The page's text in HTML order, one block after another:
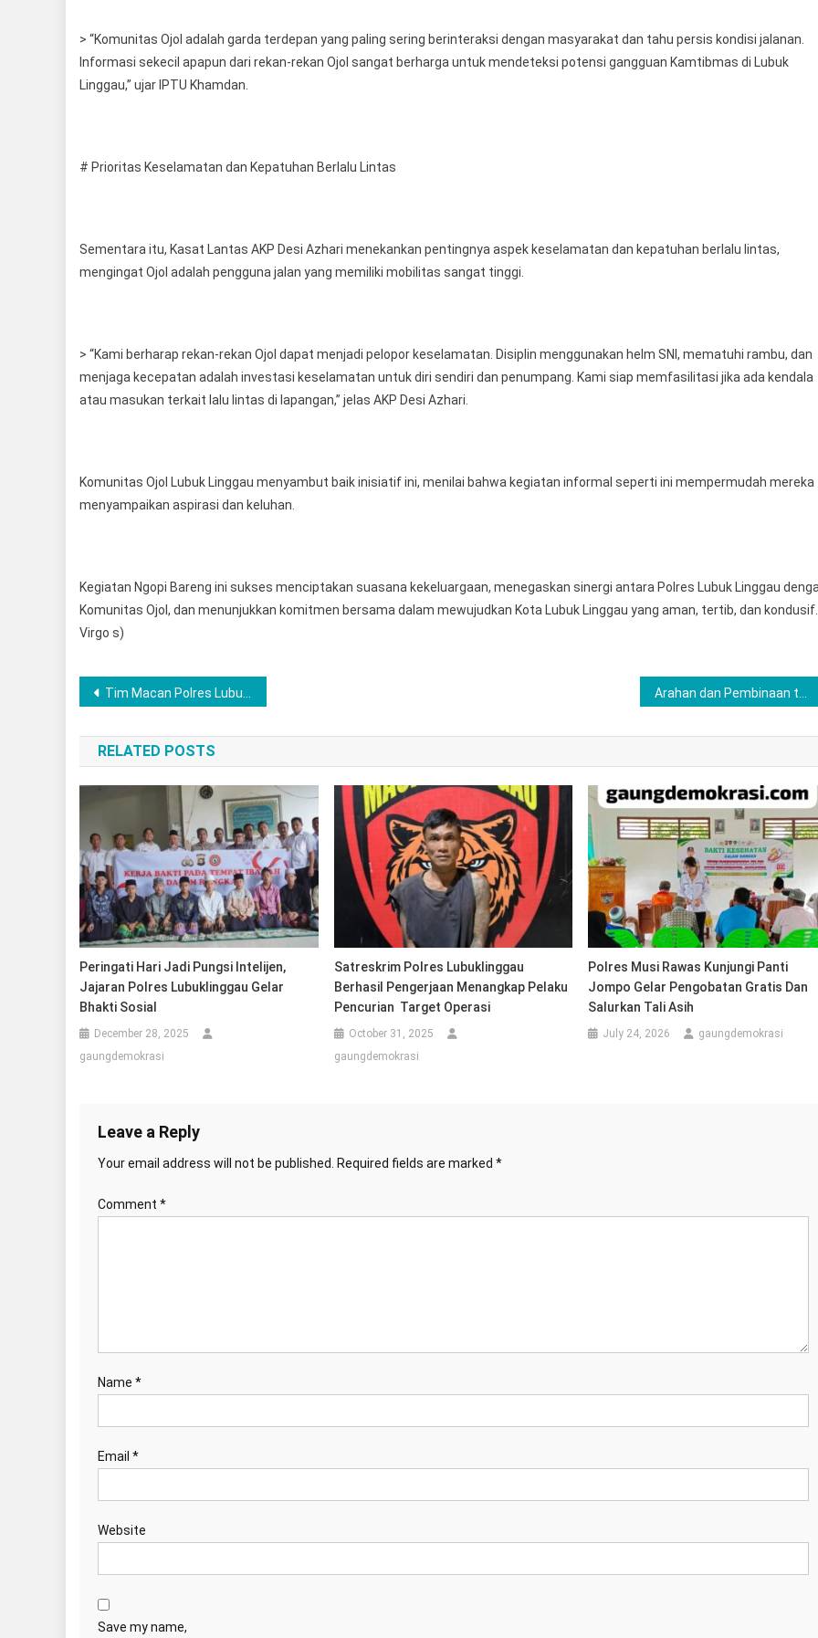
> “Komunitas Ojol adalah garda terdepan yang paling sering berinteraksi dengan masyarakat dan tahu persis kondisi jalanan.
Informasi sekecil apapun dari rekan-rekan Ojol sangat berharga untuk mendeteksi potensi gangguan Kamtibmas di Lubuk
Linggau,” ujar IPTU Khamdan.
# Prioritas Keselamatan dan Kepatuhan Berlalu Lintas
Sementara itu, Kasat Lantas AKP Desi Azhari menekankan pentingnya aspek keselamatan dan kepatuhan berlalu lintas,
mengingat Ojol adalah pengguna jalan yang memiliki mobilitas sangat tinggi.
> “Kami berharap rekan-rekan Ojol dapat menjadi pelopor keselamatan. Disiplin menggunakan helm SNI, mematuhi rambu, dan
menjaga kecepatan adalah investasi keselamatan untuk diri sendiri dan penumpang. Kami siap memfasilitasi jika ada kendala
atau masukan terkait lalu lintas di lapangan,” jelas AKP Desi Azhari.
Komunitas Ojol Lubuk Linggau menyambut baik inisiatif ini, menilai bahwa kegiatan informal seperti ini mempermudah mereka
menyampaikan aspirasi dan keluhan.
Kegiatan Ngopi Bareng ini sukses menciptakan suasana kekeluargaan, menegaskan sinergi antara Polres Lubuk Linggau
Komunitas Ojol, dan menunjukkan komitmen bersama dalam mewujudkan Kota Lubuk Linggau yang aman, tertib, dan
Virgo s)
Post
navigation
Tim Macan Polres Lubuklinggau Bergerak Cepat Kejar Pelaku Jambret Berasal Dari Rejang Lebong Bengkulu
RELATED POSTS
Peringati Hari Jadi Pungsi Intelijen,
Jajaran Polres Lubuklinggau Gelar
Bhakti Sosial
December 28, 2025
gaungdemokrasi
Satreskrim Polres Lubuklinggau
Berhasil Pengerjaan Menangkap Pelaku
Pencurian Target Operasi
October 31, 2025
gaungdemokrasi
Polres Musi Rawas Kunjungi Panti
Jompo Gelar Pengobatan Gratis Dan
Salurkan Tali Asih
July 24, 2026 gaungdemokrasi
Leave a Reply
Your email address will not be published. Required fields are marked *
Comment *
Name *
Email *
Website
Save my name,